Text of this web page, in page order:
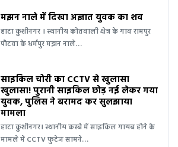
मझन नाले में दिखा अज्ञात युवक का शव
हाटा कुशीनगर । स्थानीय कोतवाली क्षेत्र के गाव रामपुर
पौटवा के धर्मपुर मझन नाले…
साइकिल चोरी का CCTV से खुलासा
खुलासा! पुरानी साइकिल छोड़ नई लेकर गया
युवक, पुलिस ने बरामद कर सुलझाया
मामला
हाटा कुशीनगर। स्थानीय कस्बे में साइकिल गायब होने के
मामले में CCTV फुटेज सामने…